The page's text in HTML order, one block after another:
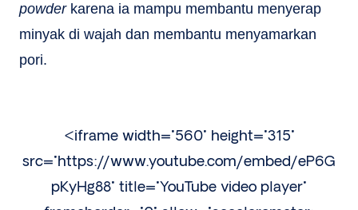
powderkarena ia mampu membantu menyerap
minyak di wajah dan membantu menyamarkan
pori.
<iframe width="560" height="315"
src="https://www.youtube.com/embed/eP6G
pKyHg88" title="YouTube video player"